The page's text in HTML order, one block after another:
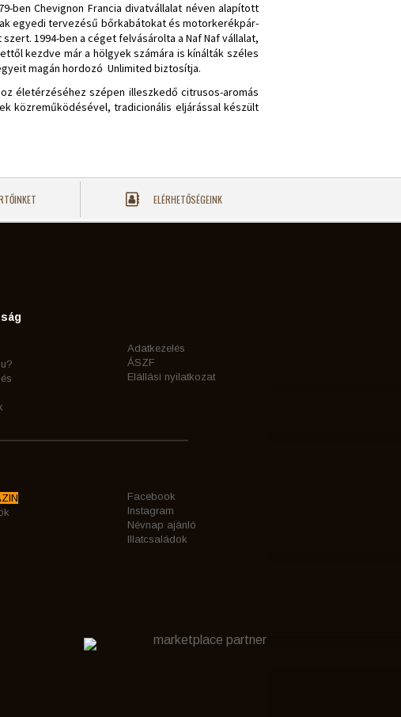
ben Chevignon Francia divatvállalat néven alapított
egyedi tervezésű bőrkabátokat és motorkerékpár-
1994-ben a céget felvásárolta a Naf Naf vállalat,
kezdve már a hölgyek számára is kínálták széles
magán hordozó Unlimited biztosítja.
életérzéséhez szépen illeszkedő citrusos-aromás
közreműködésével, tradicionális eljárással készült
ELÉRHETŐSÉGEINK
Adatkezelés
ÁSZF
Elállási nyilatkozat
Facebook
Instagram
Névnap ajánló
Illatcsaládok
marketplace partner